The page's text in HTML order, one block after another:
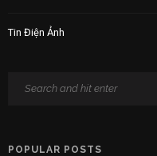
Tin Điện Ảnh
POPULAR POSTS